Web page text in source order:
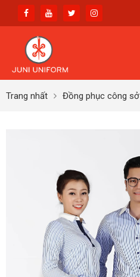
Trang nhất Đồng phục công sở